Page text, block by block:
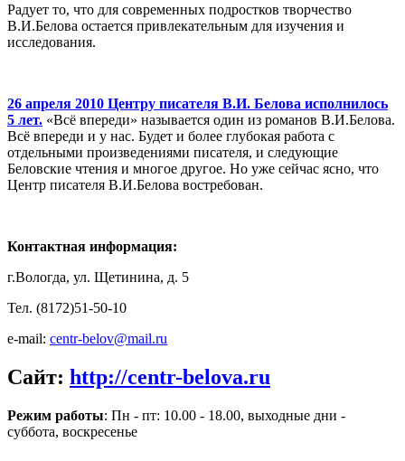
Радует то, что для современных подростков творчество
В.И.Белова остается привлекательным для изучения и
исследования.
26 апреля 2010 Центру писателя В.И. Белова исполнилось
5 лет. «Всё впереди» называется один из романов В.И.Белова.
Всё впереди и у нас. Будет и более глубокая работа с
отдельными произведениями писателя, и следующие
Беловские чтения и многое другое. Но уже сейчас ясно, что
Центр писателя В.И.Белова востребован.
Контактная информация:
г.Вологда, ул. Щетинина, д. 5
Тел. (8172)51-50-10
e-mail: centr-belov@mail.ru
Сайт: http://centr-belova.ru
Режим работы: Пн - пт: 10.00 - 18.00, выходные дни -
суббота, воскресенье